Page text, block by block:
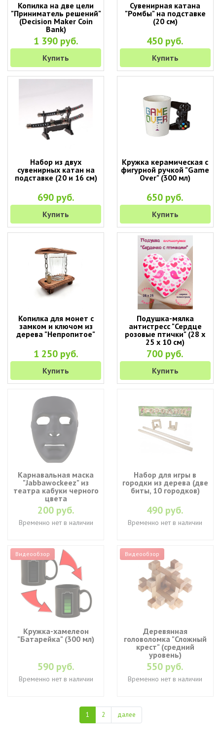
Копилка на две цели
"Приниматель решений"
(Decision Maker Coin
Bank)
1 390 руб.
Купить
Сувенирная катана
"Ромбы" на подставке
(20 см)
450 руб.
Купить
Набор из двух
сувенирных катан на
подставке (20 и 16 см)
690 руб.
Купить
Кружка керамическая с
фигурной ручкой "Game
Over" (300 мл)
650 руб.
Купить
Копилка для монет с
замком и ключом из
дерева "Непропитое"
1 250 руб.
Купить
Подушка-мялка
антистресс "Сердце
розовые птички" (28 х
25 х 10 см)
700 руб.
Купить
Карнавальная маска
"Jabbawockeez" из
театра кабуки черного
цвета
200 руб.
Временно нет в наличии
Набор для игры в
городки из дерева (две
биты, 10 городков)
490 руб.
Временно нет в наличии
Видеообзор
Кружка-хамелеон
"Батарейка" (300 мл)
590 руб.
Временно нет в наличии
Видеообзор
Деревянная
головоломка "Сложный
крест" (средний
уровень)
550 руб.
Временно нет в наличии
1 2 далее